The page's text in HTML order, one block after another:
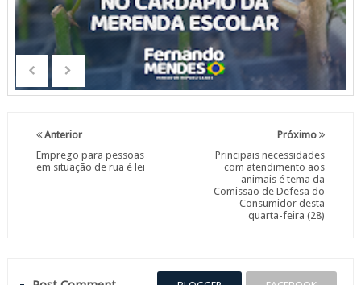
Próximo
Principais necessidades
com atendimento aos
animais é tema da
Comissão de Defesa do
Consumidor desta
quarta-feira (28)
Anterior
Emprego para pessoas
em situação de rua é lei